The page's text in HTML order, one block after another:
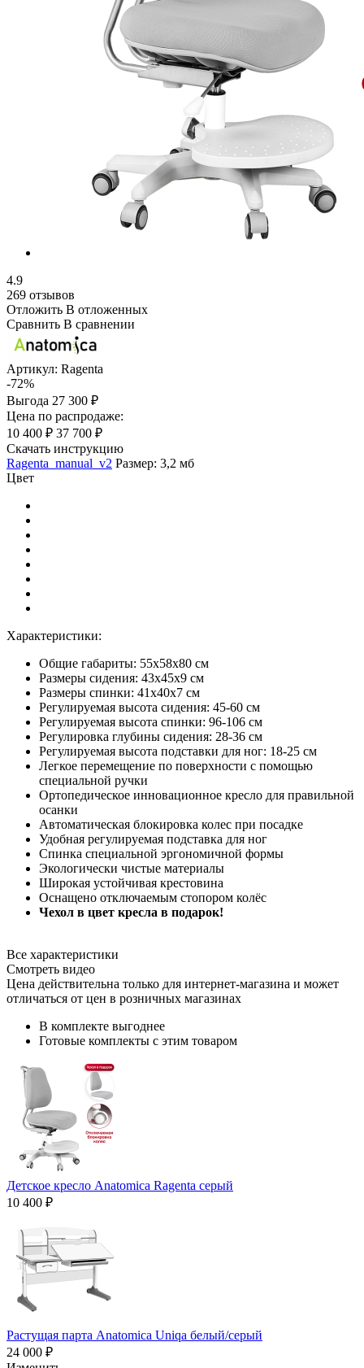
4.9
269 отзывов
Отложить В отложенных
Сравнить В сравнении
Артикул: Ragenta
-72%
Выгода 27 300 ₽
Цена по распродаже:
10 400 ₽ 37 700 ₽
Скачать инструкцию
Ragenta_manual_v2 Размер: 3,2 мб
Цвет
Характеристики:
Общие габариты: 55х58х80 см
Размеры сидения: 43х45x9 см
Размеры спинки: 41х40x7 см
Регулируемая высота сидения: 45-60 см
Регулируемая высота спинки: 96-106 см
Регулировка глубины сидения: 28-36 см
Регулируемая высота подставки для ног: 18-25 см
Легкое перемещение по поверхности с помощью
специальной ручки
Ортопедическое инновационное кресло для правильной
осанки
Автоматическая блокировка колес при посадке
Удобная регулируемая подставка для ног
Спинка специальной эргономичной формы
Экологически чистые материалы
Широкая устойчивая крестовина
Оснащено отключаемым стопором колёс
Чехол в цвет кресла в подарок!
Все характеристики
Смотреть видео
Цена действительна только для интернет-магазина и может
отличаться от цен в розничных магазинах
В комплекте выгоднее
Готовые комплекты с этим товаром
Детское кресло Anatomica Ragenta серый
10 400 ₽
Растущая парта Anatomica Uniqa белый/серый
24 000 ₽